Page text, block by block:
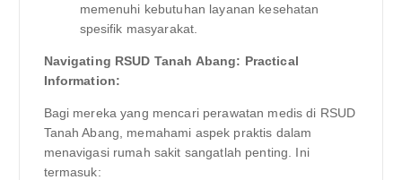
memenuhi kebutuhan layanan kesehatan
spesifik masyarakat.
Navigating RSUD Tanah Abang: Practical
Information:
Bagi mereka yang mencari perawatan medis di RSUD
Tanah Abang, memahami aspek praktis dalam
menavigasi rumah sakit sangatlah penting. Ini
termasuk: